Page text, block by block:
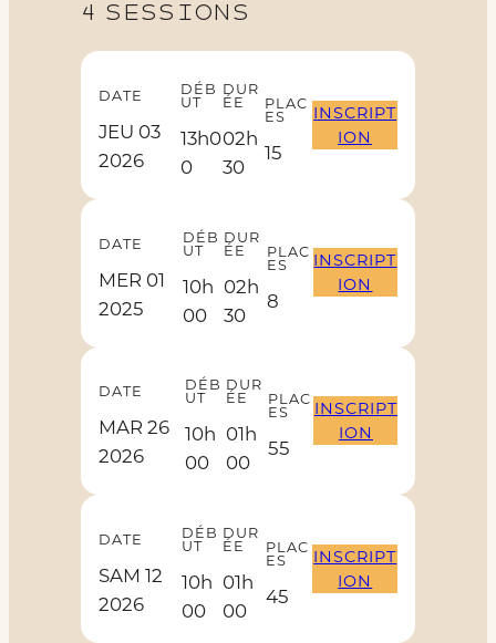
4 sessions
DATE
JEU 03
2026
DÉB
UT
13h0
0
DUR
ÉE
02h
30
PLAC
ES
15
INSCRIPT
ION
DATE
MER 01
2025
DÉB
UT
10h
00
DUR
ÉE
02h
30
PLAC
ES
8
INSCRIPT
ION
DATE
MAR 26
2026
DÉB
UT
10h
00
DUR
ÉE
01h
00
PLAC
ES
55
INSCRIPT
ION
DATE
SAM 12
2026
DÉB
UT
10h
00
DUR
ÉE
01h
00
PLAC
ES
45
INSCRIPT
ION